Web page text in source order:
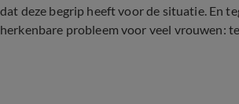
dat deze begrip heeft voor de situatie. En
herkenbare probleem voor veel vrouwen: